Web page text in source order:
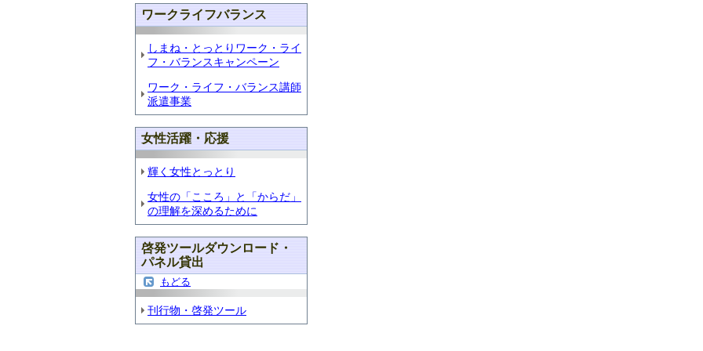
ワークライフバランス
しまね・とっとりワーク・ライ
フ・バランスキャンペーン
ワーク・ライフ・バランス講師
派遣事業
女性活躍・応援
輝く女性とっとり
女性の「こころ」と「からだ」
の理解を深めるために
啓発ツールダウンロード・
パネル貸出
もどる
刊行物・啓発ツール